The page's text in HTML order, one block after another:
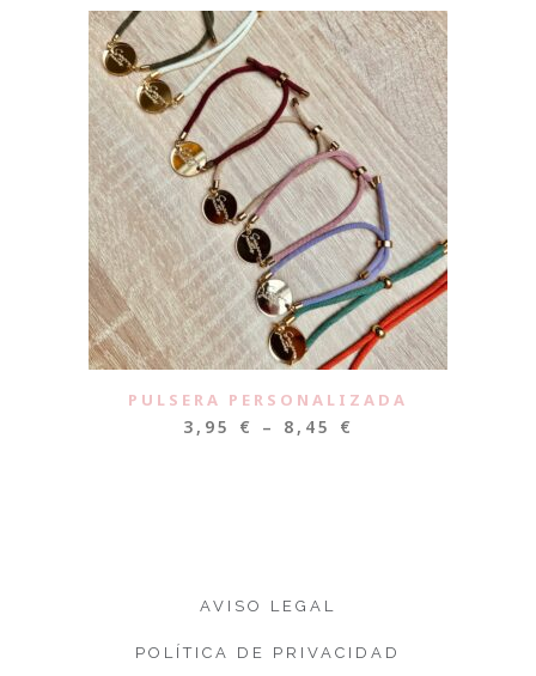
PULSERA PERSONALIZADA
3,95 € – 8,45 €
AVISO LEGAL
POLÍTICA DE PRIVACIDAD